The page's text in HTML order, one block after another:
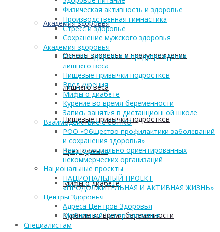
Академия здоровья
Основы здоровья и предупреждения
лишнего веса
Пищевые привычки подростков
Вред курения
Мифы о диабете
Курение во время беременности
Физическая активность и здоровье
Производственная гимнастика
Стресс и здоровье
Сохранение мужского здоровья
Академия здоровья
Основы здоровья и предупреждения
лишнего веса
Пищевые привычки подростков
Вред курения
Мифы о диабете
Курение во время беременности
Запись занятия в дистанционной школе
Взаимодействие с СОНКО
РОО «Общество профилактики заболеваний
и сохранения здоровья»
Реестр социально ориентированных
некоммерческих организаций
Национальные проекты
НАЦИОНАЛЬНЫЙ ПРОЕКТ
«ПРОДОЛЖИТЕЛЬНАЯ И АКТИВНАЯ ЖИЗНЬ»
Центры Здоровья
Адреса Центров Здоровья
Мобильный Центр здоровья
Cпециалистам